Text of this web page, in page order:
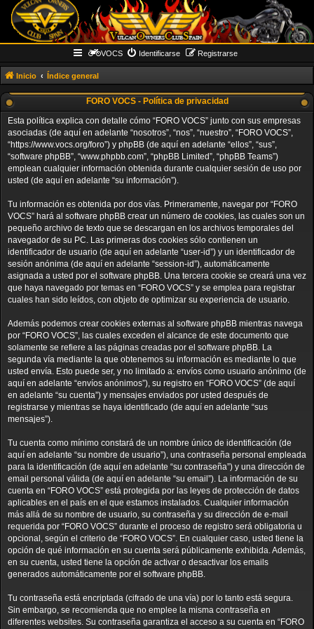
VOCS Identificarse Registrarse
Inicio Índice general
FORO VOCS - Política de privacidad
Esta política explica con detalle cómo “FORO VOCS” junto con sus empresas
asociadas (de aquí en adelante “nosotros”, “nos”, “nuestro”, “FORO VOCS”,
“https://www.vocs.org/foro”) y phpBB (de aquí en adelante “ellos”, “sus”,
“software phpBB”, “www.phpbb.com”, “phpBB Limited”, “phpBB Teams”)
emplean cualquier información obtenida durante cualquier sesión de uso por
usted (de aquí en adelante “su información”).
Tu información es obtenida por dos vías. Primeramente, navegar por “FORO
VOCS” hará al software phpBB crear un número de cookies, las cuales son un
pequeño archivo de texto que se descargan en los archivos temporales del
navegador de su PC. Las primeras dos cookies sólo contienen un
identificador de usuario (de aquí en adelante “user-id”) y un identificador de
sesión anónima (de aquí en adelante “session-id”), automáticamente
asignada a usted por el software phpBB. Una tercera cookie se creará una vez
que haya navegado por temas en “FORO VOCS” y se emplea para registrar
cuales han sido leídos, con objeto de optimizar su experiencia de usuario.
Además podemos crear cookies externas al software phpBB mientras navega
por “FORO VOCS”, las cuales exceden el alcance de este documento que
solamente se refiere a las páginas creadas por el software phpBB. La
segunda vía mediante la que obtenemos su información es mediante lo que
usted envía. Esto puede ser, y no limitado a: envíos como usuario anónimo (de
aquí en adelante “envíos anónimos”), su registro en “FORO VOCS” (de aquí
en adelante “su cuenta”) y mensajes enviados por usted después de
registrarse y mientras se haya identificado (de aquí en adelante “sus
mensajes”).
Tu cuenta como mínimo constará de un nombre único de identificación (de
aquí en adelante “su nombre de usuario”), una contraseña personal empleada
para la identificación (de aquí en adelante “su contraseña”) y una dirección de
email personal válida (de aquí en adelante “su email”). La información de su
cuenta en “FORO VOCS” está protegida por las leyes de protección de datos
aplicables en el país en el que estamos instalados. Cualquier información
más allá de su nombre de usuario, su contraseña y su dirección de e-mail
requerida por “FORO VOCS” durante el proceso de registro será obligatoria u
opcional, según el criterio de “FORO VOCS”. En cualquier caso, usted tiene la
opción de qué información en su cuenta será públicamente exhibida. Además,
en su cuenta, usted tiene la opción de activar o desactivar los emails
generados automáticamente por el software phpBB.
Tu contraseña está encriptada (cifrado de una vía) por lo tanto está segura.
Sin embargo, se recomienda que no emplee la misma contraseña en
diferentes websites. Su contraseña garantiza el acceso a su cuenta en “FORO